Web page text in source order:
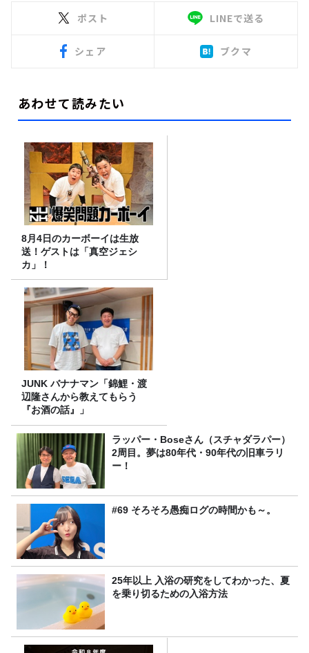
ポスト LINEで送る
シェア ブクマ
あわせて読みたい
8月4日のカーボーイは生放
送！ゲストは「真空ジェシ
カ」！
JUNK バナナマン「錦鯉・渡
辺隆さんから教えてもらう
『お酒の話』」
ラッパー・Boseさん（スチャダラパー）
2周目。夢は80年代・90年代の旧車ラリ
ー！
#69 そろそろ愚痴ログの時間かも～。
25年以上 入浴の研究をしてわかった、夏
を乗り切るための入浴方法